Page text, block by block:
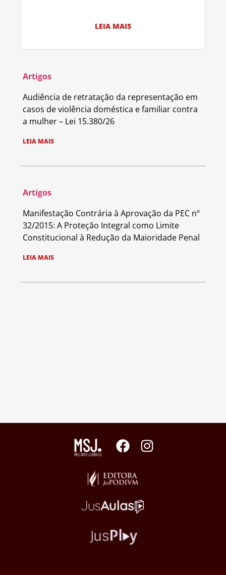
LEIA MAIS
Artigos
Audiência de retratação da representação em
casos de violência doméstica e familiar contra
a mulher – Lei 15.380/26
LEIA MAIS
Artigos
Manifestação Contrária à Aprovação da PEC nº
32/2015: A Proteção Integral como Limite
Constitucional à Redução da Maioridade Penal
LEIA MAIS